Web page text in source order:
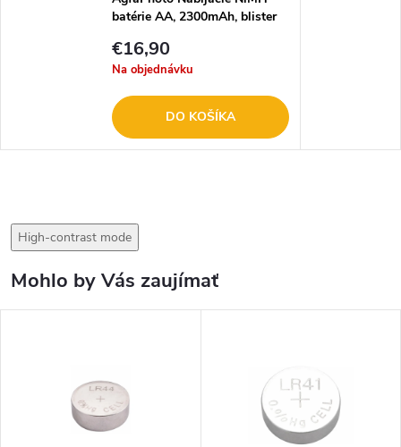
batérie AA, 2300mAh, blister
€16,90
Na objednávku
DO KOŠÍKA
High-contrast mode
Mohlo by Vás zaujímať